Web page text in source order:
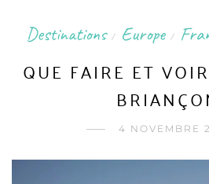
Destinations / Europe /
QUE FAIRE ET
4 NOVEMBRE